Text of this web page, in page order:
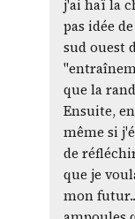
j'ai haï la
pas idée
sud ouest
que la
Ensuite,
même si
de
que je
mon